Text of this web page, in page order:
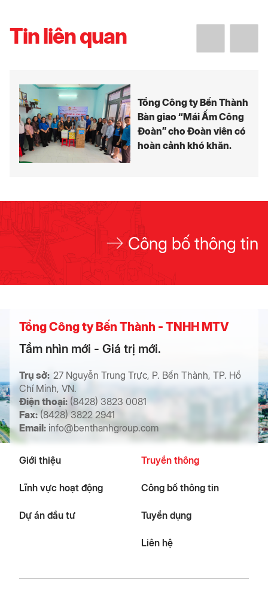
Tin liên quan
Tổng Công ty Bến Thành
Bàn giao “Mái Ấm Công
Đoàn” cho Đoàn viên có
hoàn cảnh khó khăn.
Công bố thông tin
Tổng Công ty Bến Thành - TNHH MTV
Tầm nhìn mới - Giá trị mới.
Trụ sở: 27 Nguyễn Trung Trực, P. Bến Thành, TP. Hồ
Chí Minh, VN.
Điện thoại: (8428) 3823 0081
Fax:(8428) 3822 2941
Email: info@benthanhgroup.com
Giới thiệu
Lĩnh vực hoạt động
Dự án đầu tư
Truyền thông
Công bố thông tin
Tuyển dụng
Liên hệ